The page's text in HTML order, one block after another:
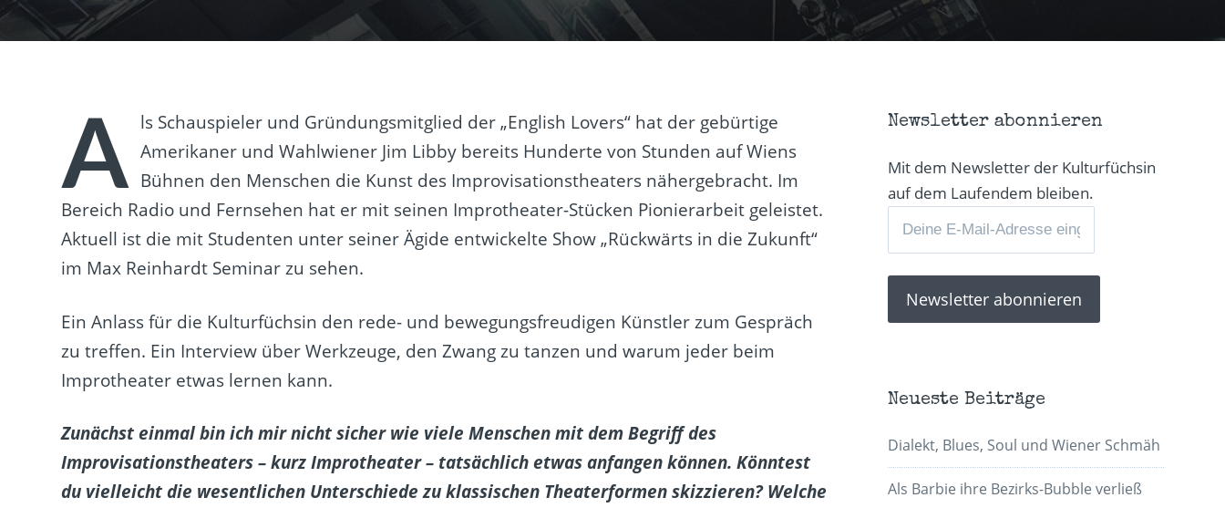
A ls Schauspieler und Gründungsmitglied der „English Lovers“ hat der gebürtige
Amerikaner und Wahlwiener Jim Libby bereits Hunderte von Stunden auf Wiens
Bühnen den Menschen die Kunst des Improvisationstheaters nähergebracht. Im
Bereich Radio und Fernsehen hat er mit seinen Improtheater-Stücken Pionierarbeit geleistet.
Aktuell ist die mit Studenten unter seiner Ägide entwickelte Show „Rückwärts in die Zukunft“
im Max Reinhardt Seminar zu sehen.
Ein Anlass für die Kulturfüchsin den rede- und bewegungsfreudigen Künstler zum Gespräch
zu treffen. Ein Interview über Werkzeuge, den Zwang zu tanzen und warum jeder beim
Improtheater etwas lernen kann.
Zunächst einmal bin ich mir nicht sicher wie viele Menschen mit dem Begriff des
Improvisationstheaters – kurz Improtheater – tatsächlich etwas anfangen können. Könntest
du vielleicht die wesentlichen Unterschiede zu klassischen Theaterformen skizzieren? Welche
Newsletter abonnieren
Mit dem Newsletter der Kulturfüchsin
auf dem Laufendem bleiben.
Neueste Beiträge
Dialekt, Blues, Soul und Wiener Schmäh
Als Barbie ihre Bezirks-Bubble verließ